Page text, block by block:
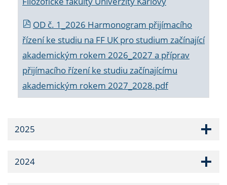
OD č. 1_2026 Harmonogram přijímacího
řízení ke studiu na FF UK pro studium začínající
akademickým rokem 2026_2027 a příprav
přijímacího řízení ke studiu začínajícímu
akademickým rokem 2027_2028.pdf
2025
2024